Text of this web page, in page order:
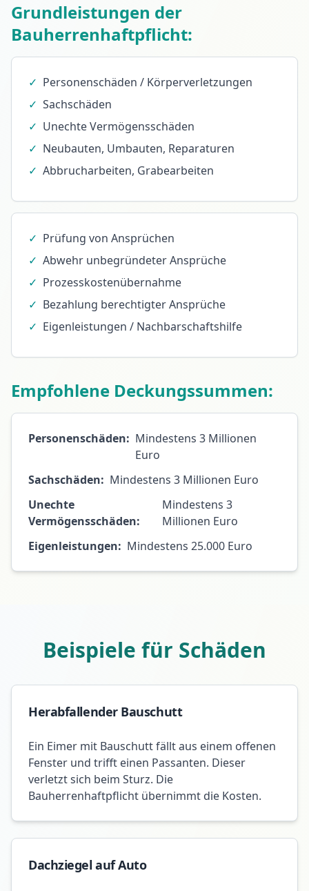
Grundleistungen der
Bauherrenhaftpflicht:
✓ Personenschäden / Körperverletzungen
✓ Sachschäden
✓ Unechte Vermögensschäden
✓ Neubauten, Umbauten, Reparaturen
✓ Abbrucharbeiten, Grabearbeiten
✓ Prüfung von Ansprüchen
✓ Abwehr unbegründeter Ansprüche
✓ Prozesskostenübernahme
✓ Bezahlung berechtigter Ansprüche
✓ Eigenleistungen / Nachbarschaftshilfe
Empfohlene Deckungssummen:
Personenschäden: Mindestens 3 Millionen
Euro
Sachschäden: Mindestens 3 Millionen Euro
Unechte
Vermögensschäden:
Mindestens 3
Millionen Euro
Eigenleistungen: Mindestens 25.000 Euro
Beispiele für Schäden
Herabfallender Bauschutt
Ein Eimer mit Bauschutt fällt aus einem offenen
Fenster und trifft einen Passanten. Dieser
verletzt sich beim Sturz. Die
Bauherrenhaftpflicht übernimmt die Kosten.
Dachziegel auf Auto